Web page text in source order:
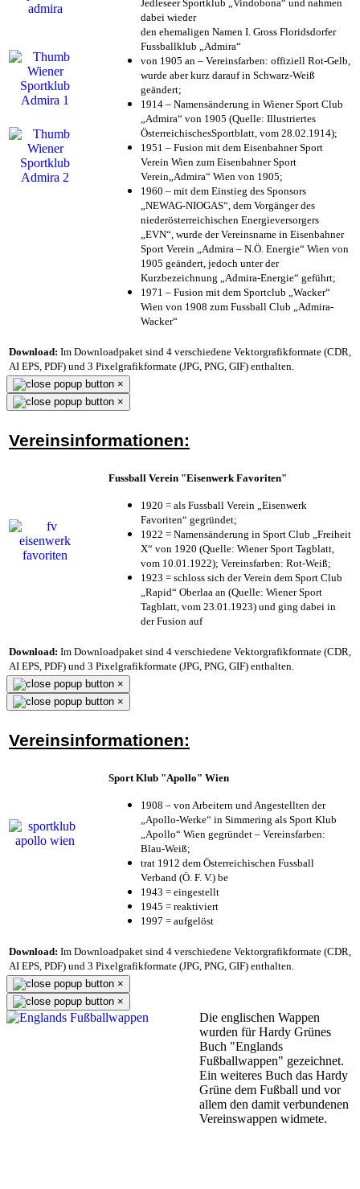
Jedleseer Sportklub „Vindobona“ und nahmen
dabei wieder
den ehemaligen Namen I. Gross Floridsdorfer
Fussballklub „Admira“
von 1905 an – Vereinsfarben: offiziell Rot-Gelb,
wurde aber kurz darauf in Schwarz-Weiß
geändert;
1914 – Namensänderung in Wiener Sport Club
„Admira“ von 1905 (Quelle: Illustriertes
ÖsterreichischesSportblatt, vom 28.02.1914);
1951 – Fusion mit dem Eisenbahner Sport
Verein Wien zum Eisenbahner Sport
Verein„Admira“ Wien von 1905;
1960 – mit dem Einstieg des Sponsors
„NEWAG-NIOGAS“, dem Vorgänger des
niederösterreichischen Energieversorgers
„EVN“, wurde der Vereinsname in Eisenbahner
Sport Verein „Admira – N.Ö. Energie“ Wien von
1905 geändert, jedoch unter der
Kurzbezeichnung „Admira-Energie“ geführt;
1971 – Fusion mit dem Sportclub „Wacker“
Wien von 1908 zum Fussball Club „Admira-
Wacker“
Download: Im Downloadpaket sind 4 verschiedene Vektorgrafikformate (CDR,
AI EPS, PDF) und 3 Pixelgrafikformate (JPG, PNG, GIF) enthalten.
×
×
Vereinsinformationen:
Fussball Verein "Eisenwerk Favoriten"
1920 = als Fussball Verein „Eisenwerk
Favoriten“ gegründet;
1922 = Namensänderung in Sport Club „Freiheit
X“ von 1920 (Quelle: Wiener Sport Tagblatt,
vom 10.01.1922); Vereinsfarben: Rot-Weiß;
1923 = schloss sich der Verein dem Sport Club
„Rapid“ Oberlaa an (Quelle: Wiener Sport
Tagblatt, vom 23.01.1923) und ging dabei in
der Fusion auf
Download: Im Downloadpaket sind 4 verschiedene Vektorgrafikformate (CDR,
AI EPS, PDF) und 3 Pixelgrafikformate (JPG, PNG, GIF) enthalten.
×
×
Vereinsinformationen:
Sport Klub "Apollo" Wien
1908 – von Arbeitern und Angestellten der
„Apollo-Werke“ in Simmering als Sport Klub
„Apollo“ Wien gegründet – Vereinsfarben:
Blau-Weiß;
trat 1912 dem Österreichischen Fussball
Verband (Ö. F. V.) be
1943 = eingestellt
1945 = reaktiviert
1997 = aufgelöst
Download: Im Downloadpaket sind 4 verschiedene Vektorgrafikformate (CDR,
AI EPS, PDF) und 3 Pixelgrafikformate (JPG, PNG, GIF) enthalten.
×
×
Die englischen Wappen
wurden für Hardy Grünes
Buch "Englands
Fußballwappen" gezeichnet.
Ein weiteres Buch das Hardy
Grüne dem Fußball und vor
allem den damit verbundenen
Vereinswappen widmete.